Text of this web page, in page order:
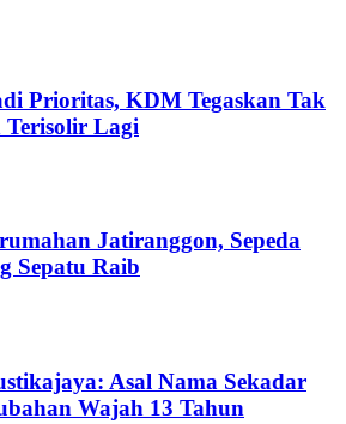
Prioritas, KDM Tegaskan Tak
Terisolir Lagi
Jatiranggon, Sepeda
Sepatu Raib
Asal Nama Sekadar
Wajah 13 Tahun